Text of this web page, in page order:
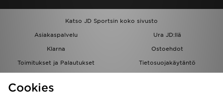
Katso JD Sportsin koko sivusto
Asiakaspalvelu
Ura JD:llä
Klarna
Ostoehdot
Toimitukset ja Palautukset
Tietosuojakäytäntö
Löydä myymälä
Cookies